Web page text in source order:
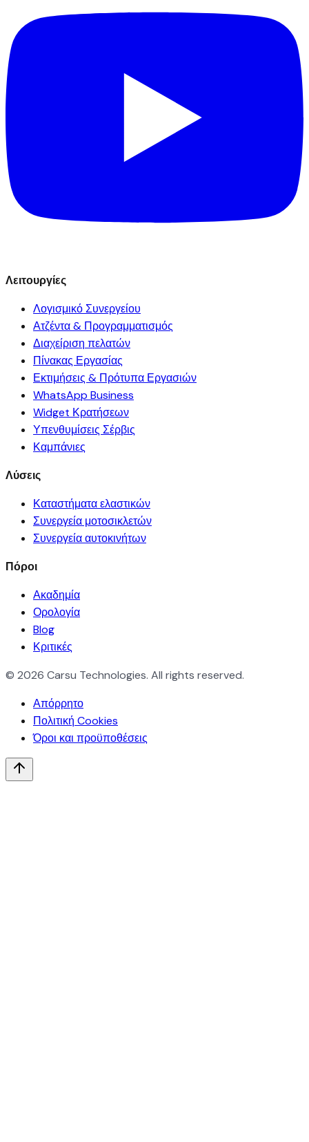
Λειτουργίες
Λογισμικό Συνεργείου
Ατζέντα & Προγραμματισμός
Διαχείριση πελατών
Πίνακας Εργασίας
Εκτιμήσεις & Πρότυπα Εργασιών
WhatsApp Business
Widget Κρατήσεων
Υπενθυμίσεις Σέρβις
Καμπάνιες
Λύσεις
Καταστήματα ελαστικών
Συνεργεία μοτοσικλετών
Συνεργεία αυτοκινήτων
Πόροι
Ακαδημία
Ορολογία
Blog
Κριτικές
© 2026 Carsu Technologies. All rights reserved.
Απόρρητο
Πολιτική Cookies
Όροι και προϋποθέσεις